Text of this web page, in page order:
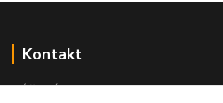
Kontakt